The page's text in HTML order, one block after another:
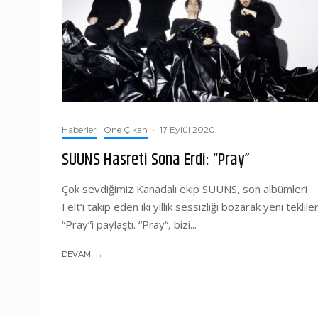
Haberler Öne Çıkan · 17 Eylül 2020
SUUNS Hasreti Sona Erdi: “Pray”
Çok sevdiğimiz Kanadalı ekip SUUNS, son albümleri
Felt‘i takip eden iki yıllık sessizliği bozarak yeni
“Pray”i paylaştı. “Pray“, bizi...
DEVAMI →